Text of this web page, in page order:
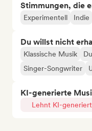
Stimmungen, die
Experimentell Indie
Du willst nicht
Klassische Musik
Singer-Songwriter
KI-generierte
Lehnt KI-